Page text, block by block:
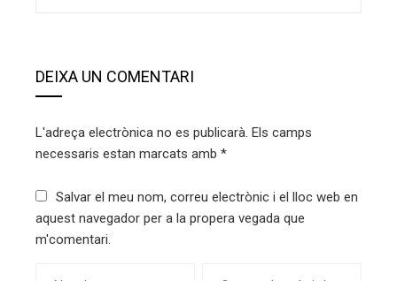
DEIXA UN COMENTARI
L'adreça electrònica no es publicarà. Els camps
necessaris estan marcats amb *
Salvar el meu nom, correu electrònic i el lloc web en
aquest navegador per a la propera vegada que
m'comentari.